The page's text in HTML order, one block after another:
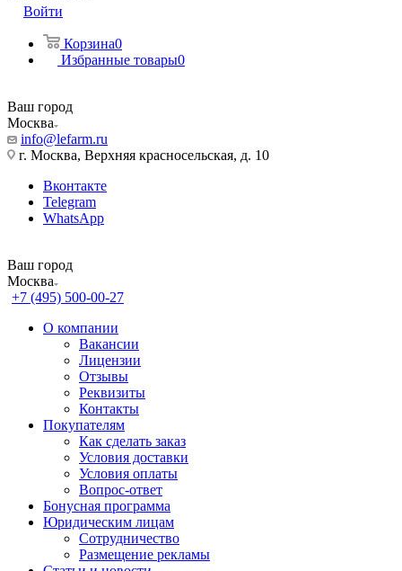
Войти
Корзина0
Избранные товары0
Ваш город
Москва
info@lefarm.ru
г. Москва, Верхняя красносельская, д. 10
Вконтакте
Telegram
WhatsApp
Ваш город
Москва
+7 (495) 500-00-27
О компании
Вакансии
Лицензии
Отзывы
Реквизиты
Контакты
Покупателям
Как сделать заказ
Условия доставки
Условия оплаты
Вопрос-ответ
Бонусная программа
Юридическим лицам
Сотрудничество
Размещение рекламы